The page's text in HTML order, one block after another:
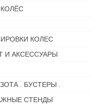
КОЛЕС
И АКСЕССУАРЫ
. БУСТЕРЫ .
СТЕНДЫ